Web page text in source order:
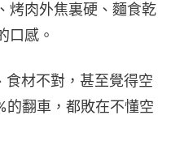
烤肉外焦裏硬、麵食乾
口感。
食材不對，甚至覺得空
的翻車，都敗在不懂空